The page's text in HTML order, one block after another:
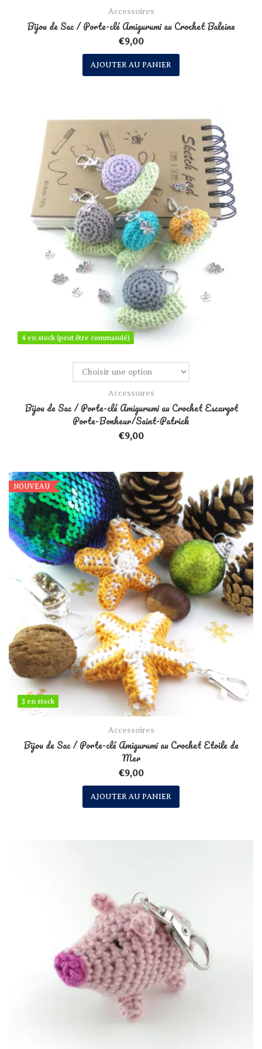
Accessoires
Bijou de Sac / Porte-clé Amigurumi au Crochet Baleine
€9,00
AJOUTER AU PANIER
4 en stock (peut être commandé)
4 en stock (peut être commandé)
Accessoires
Bijou de Sac / Porte-clé Amigurumi au Crochet Escargot
Porte-Bonheur/Saint-Patrick
€9,00
NOUVEAU
3 en stock
3 en stock
Accessoires
Bijou de Sac / Porte-clé Amigurumi au Crochet Etoile de
Mer
€9,00
AJOUTER AU PANIER